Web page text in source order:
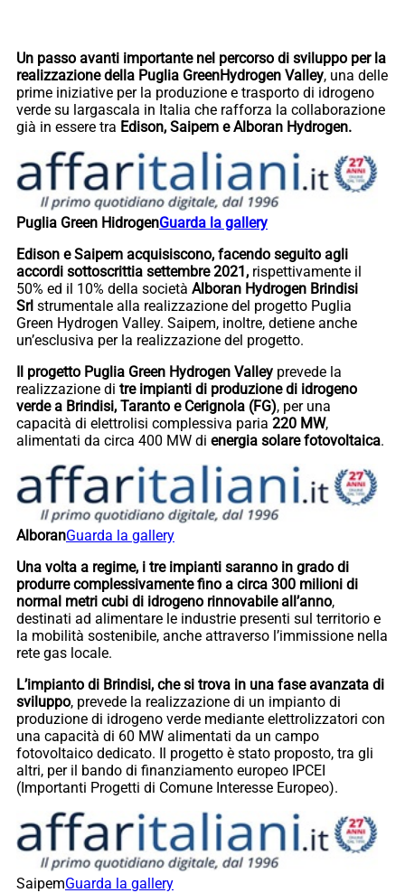
Un passo avanti importante nel percorso di sviluppo per la
realizzazione della Puglia GreenHydrogen Valley, una delle
prime iniziative per la produzione e trasporto di idrogeno
verde su largascala in Italia che rafforza la collaborazione
già in essere tra Edison, Saipem e Alboran Hydrogen.
Puglia Green HidrogenGuarda la gallery
Edison e Saipem acquisiscono, facendo seguito agli
accordi sottoscrittia settembre 2021, rispettivamente il
50% ed il 10% della società Alboran Hydrogen Brindisi
Srl strumentale alla realizzazione del progetto Puglia
Green Hydrogen Valley. Saipem, inoltre, detiene anche
un’esclusiva per la realizzazione del progetto.
Il progetto Puglia Green Hydrogen Valley prevede la
realizzazione di tre impianti di produzione di idrogeno
verde a Brindisi, Taranto e Cerignola (FG), per una
capacità di elettrolisi complessiva paria 220 MW,
alimentati da circa 400 MW di energia solare fotovoltaica.
AlboranGuarda la gallery
Una volta a regime, i tre impianti saranno in grado di
produrre complessivamente fino a circa 300 milioni di
normal metri cubi di idrogeno rinnovabile all’anno,
destinati ad alimentare le industrie presenti sul territorio e
la mobilità sostenibile, anche attraverso l’immissione nella
rete gas locale.
L’impianto di Brindisi, che si trova in una fase avanzata di
sviluppo, prevede la realizzazione di un impianto di
produzione di idrogeno verde mediante elettrolizzatori con
una capacità di 60 MW alimentati da un campo
fotovoltaico dedicato. Il progetto è stato proposto, tra gli
altri, per il bando di finanziamento europeo IPCEI
(Importanti Progetti di Comune Interesse Europeo).
SaipemGuarda la gallery